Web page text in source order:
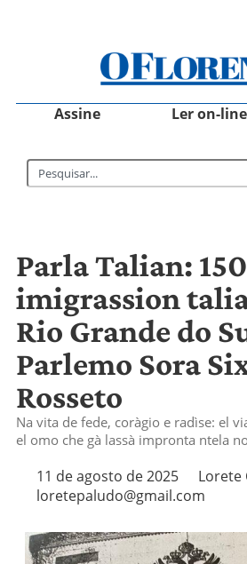
Assine Ler on-line
Parla Talian:
imigrassion
Rio Grande do
Parlemo Sora
Rosseto
Na vita de fede, coràgio e radìse: el
el omo che gà lassà impronta ntela
11 de agosto de 2025
Lorete
loretepaludo@gmail.com